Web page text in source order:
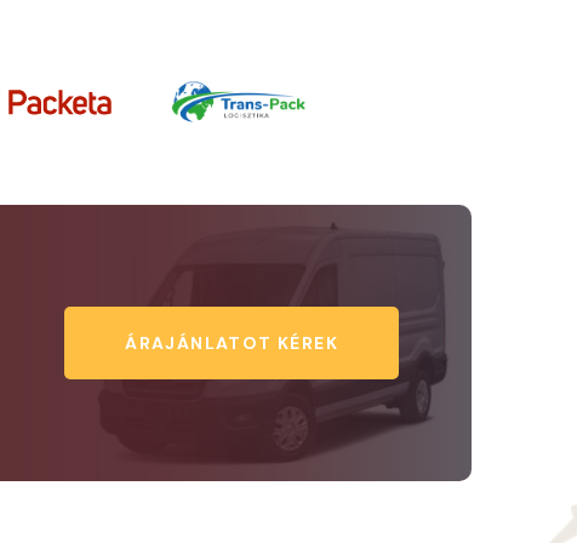
ÁRAJÁNLATOT KÉREK